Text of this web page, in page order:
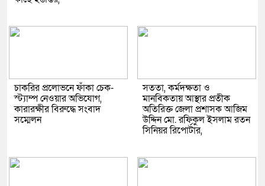
চাকরির প্রলোভনে ফাঁকা চেক-
স্ট্যাম্প নেওয়ার অভিযোগ,
কারারক্ষীর বিরুদ্ধে সংবাদ
সম্মেলন
সততা, কর্মদক্ষতা ও
মানবিকতায় আস্থার প্রতীক
অতিরিক্ত জেলা প্রশাসক আজিম
উদ্দিন মো. রফিকুল ইসলাম রতন
সিনিয়র রিপোর্টার,